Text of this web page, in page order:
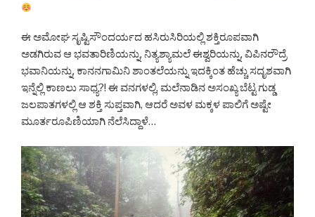
ಈ ಅಮೋಘ ಸೃಷ್ಟಿಸೌಂದರ್ಯದ ಹಸಿರುಸಿರಿಯಲ್ಲಿ ಶಕ್ತಿರೂಪವಾಗಿ
ಅಡಗಿರುವ ಆ ಭವತಾರಿಣಿಯನ್ನು, ನಿತ್ಯಶ್ಯಾಮಲೆ ಈಶ್ವರಿಯನ್ನು, ವಿಪಿನರೌದ್ರೆ
ಭವಾನಿಯನ್ನು, ಕಾನನಗಾಮಿನಿ ಶಾಂತಲೆಯನ್ನು ಇದಕ್ಕಿಂತ ಹೆಚ್ಚು ಸದೃಶವಾಗಿ
ಇನ್ನೆಲ್ಲಿ ಕಾಣಲು ಸಾಧ್ಯ?! ಈ ವನಗಳಲ್ಲಿ, ಮಲೆನಾಡಿನ ಅಸಂಖ್ಯ ಬೆಟ್ಟ ಗುಡ್ಡ
ಜಲಪಾತಗಳಲ್ಲಿ ಆ ಶಕ್ತಿ ಸುಪ್ತವಾಗಿ, ಆದರೆ ಅವಳ ಮಕ್ಕಳ ಪಾಲಿಗೆ ಅಷ್ಟೇ
ಮೂರ್ತರೂಪಿಣಿಯಾಗಿ ನೆಲೆಸಿದ್ದಾಳೆ…